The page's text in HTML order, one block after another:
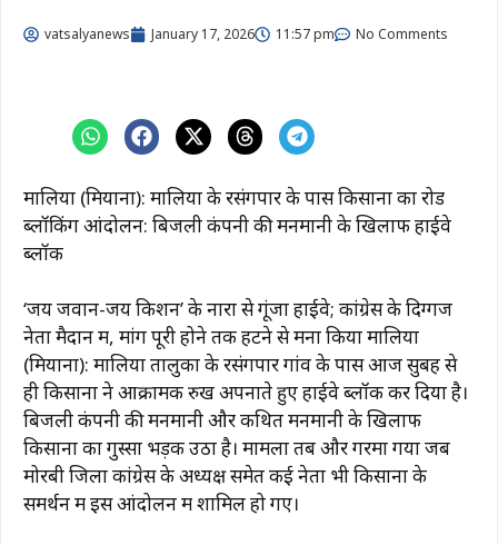
vatsalyanews January 17, 2026 11:57 pm No Comments
मालिया (मियाना): मालिया के रसंगपार के पास किसानों का रोड
ब्लॉकिंग आंदोलन: बिजली कंपनी की मनमानी के खिलाफ हाईवे
ब्लॉक
‘जय जवान-जय किशन’ के नारों से गूंजा हाईवे; कांग्रेस के दिग्गज
नेता मैदान में, मांगें पूरी होने तक हटने से मना किया मालिया
(मियाना): मालिया तालुका के रसंगपार गांव के पास आज सुबह से
ही किसानों ने आक्रामक रुख अपनाते हुए हाईवे ब्लॉक कर दिया है।
बिजली कंपनी की मनमानी और कथित मनमानी के खिलाफ
किसानों का गुस्सा भड़क उठा है। मामला तब और गरमा गया जब
मोरबी जिला कांग्रेस के अध्यक्ष समेत कई नेता भी किसानों के
समर्थन में इस आंदोलन में शामिल हो गए।